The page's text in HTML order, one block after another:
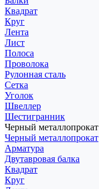
Квадрат
Круг
Лента
Лист
Полоса
Проволока
Рулонная сталь
Сетка
Уголок
Швеллер
Шестигранник
Черный металлопрокат
Черный металлопрокат
Арматура
Двутавровая балка
Квадрат
Круг